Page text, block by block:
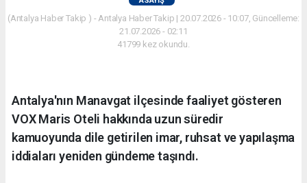
(Antalya Haber Takip ) - Antalya Haber Takip | 20.07.2026 - 10:07, Güncelleme:
21.07.2026 - 02:11
41799 kez okundu.
Antalya'nın Manavgat ilçesinde faaliyet gösteren
VOX Maris Oteli hakkında uzun süredir
kamuoyunda dile getirilen imar, ruhsat ve yapılaşma
iddiaları yeniden gündeme taşındı.